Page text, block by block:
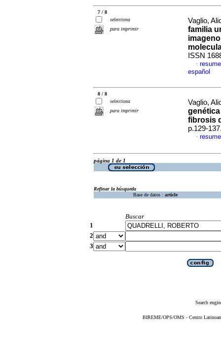
7 / 8
selecciona
para imprimir
Vaglio,
familia
ISSN
·
español
8 / 8
selecciona
para imprimir
Vaglio,
fibrosis
p.129-
·
página 1 de 1
Refinar la búsqueda
Base de datos : article
Buscar
1
2
3
Search
BIREME/OPS/OMS - Centro